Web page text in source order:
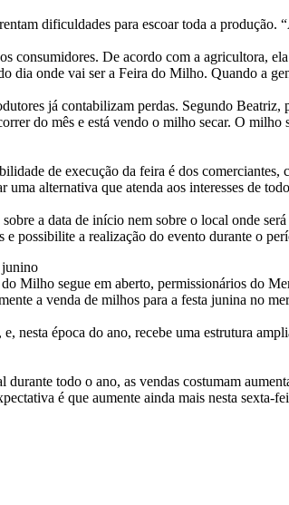
dificuldades para escoar toda a
consumidores. De acordo com a agricultora,
dia onde vai ser a Feira do Milho. Quando a
já contabilizam perdas. Segundo
do mês e está vendo o milho secar. O
de execução da feira é dos
alternativa que atenda aos interesses de
a data de início nem sobre o local onde
e possibilite a realização do evento durante o
junino
Milho segue em aberto, permissionários do
a venda de milhos para a festa junina no
nesta época do ano, recebe uma estrutura
durante todo o ano, as vendas costumam
é que aumente ainda mais nesta